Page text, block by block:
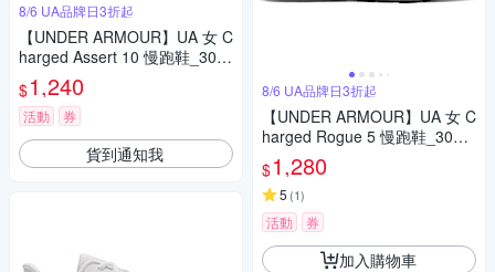
8/6 UA品牌日3折起
【UNDER ARMOUR】UA 女 C
harged Assert 10 慢跑鞋_302
6179-006
$1,240
活動 券
貨到通知我
8/6 UA品牌日3折起
【UNDER ARMOUR】UA 女 C
harged Rogue 5 慢跑鞋_3028
262-001
$1,280
5 (1)
活動 券
加入購物車